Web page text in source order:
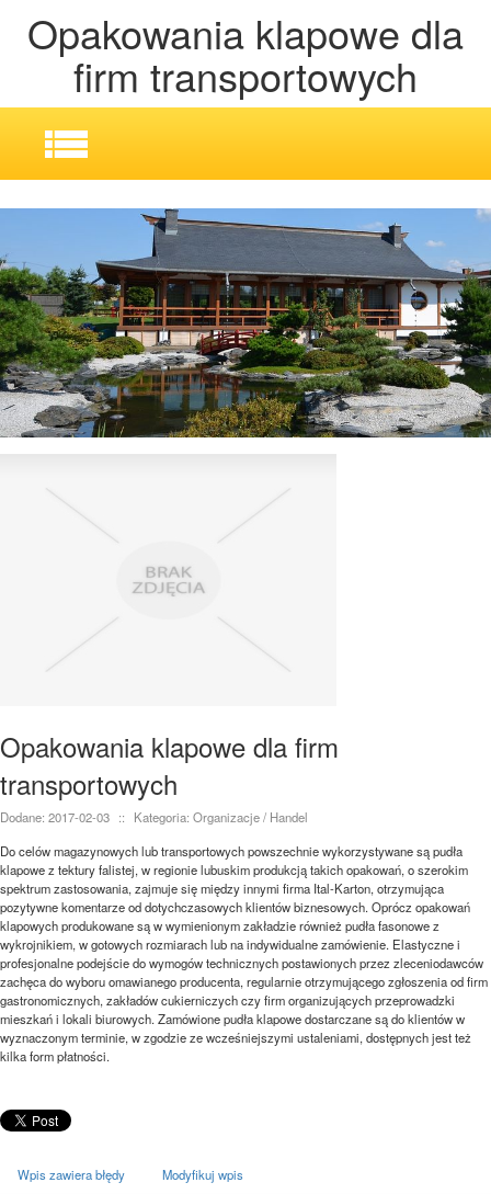
Opakowania klapowe dla
firm transportowych
Opakowania klapowe dla firm
transportowych
Dodane: 2017-02-03 ::
Kategoria: Organizacje / Handel
Do celów magazynowych lub transportowych powszechnie wykorzystywane są pudła
klapowe z tektury falistej, w regionie lubuskim produkcją takich opakowań, o szerokim
spektrum zastosowania, zajmuje się między innymi firma Ital-Karton, otrzymująca
pozytywne komentarze od dotychczasowych klientów biznesowych. Oprócz opakowań
klapowych produkowane są w wymienionym zakładzie również pudła fasonowe z
wykrojnikiem, w gotowych rozmiarach lub na indywidualne zamówienie. Elastyczne i
profesjonalne podejście do wymogów technicznych postawionych przez zleceniodawców
zachęca do wyboru omawianego producenta, regularnie otrzymującego zgłoszenia od firm
gastronomicznych, zakładów cukierniczych czy firm organizujących przeprowadzki
mieszkań i lokali biurowych. Zamówione pudła klapowe dostarczane są do klientów w
wyznaczonym terminie, w zgodzie ze wcześniejszymi ustaleniami, dostępnych jest też
kilka form płatności.
Wpis zawiera błędy Modyfikuj wpis